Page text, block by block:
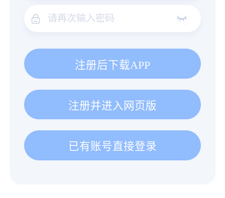
注册后下载APP
注册并进入网页版
已有账号直接登录